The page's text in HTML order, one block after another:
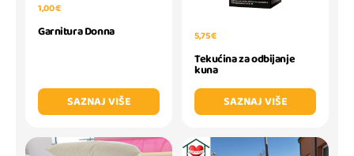
1,00 €
Garnitura Donna
SAZNAJ VIŠE
5,75 €
Tekućina za odbijanje
kuna
SAZNAJ VIŠE